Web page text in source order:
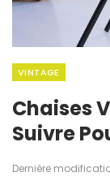
VINTAGE
Chaises
Suivre
Dernière